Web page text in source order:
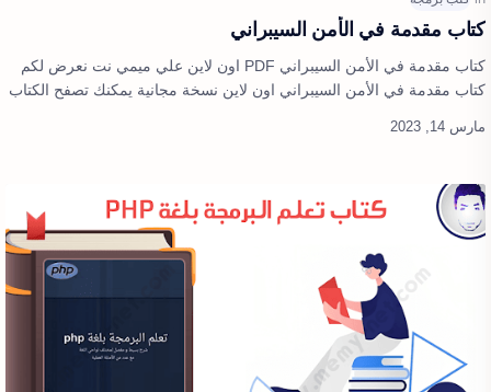
كتاب مقدمة في الأمن السيبراني
كتاب مقدمة في الأمن السيبراني PDF اون لاين علي ميمي نت نعرض لكم
كتاب مقدمة في الأمن السيبراني اون لاين نسخة مجانية يمكنك تصفح الكتاب